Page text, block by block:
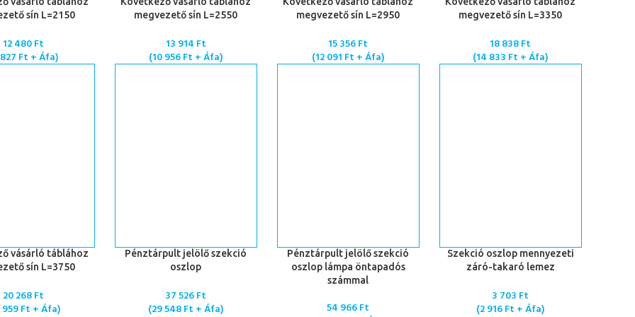
sín L=2150
12 480Ft
Ft + Áfa)
megvezető sín L=2550
13 914 Ft
(10 956Ft + Áfa)
megvezető sín L=2950
15 356Ft
(12 091 Ft + Áfa)
megvezető sín L=3350
18 838Ft
(14 833 Ft + Áfa)
vásárló táblához
sín L=3750
20 268Ft
959Ft + Áfa)
KOSÁRBA TESZEM
Pénztárpult jelölő szekció
oszlop
37 526Ft
(29 548Ft + Áfa)
KOSÁRBA TESZEM
Pénztárpult jelölő szekció
oszlop lámpa öntapadós
számmal
54 966Ft
KOSÁRBA TESZEM
Szekció oszlop mennyezeti
záró-takaró lemez
3 703 Ft
(2 916Ft + Áfa)